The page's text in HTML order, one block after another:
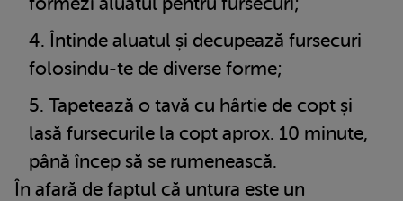
Întinde aluatul și decupează fursecuri
folosindu-te de diverse forme;
Tapetează o tavă cu hârtie de copt și
lasă fursecurile la copt aprox. 10 minute,
până încep să se rumenească.
În afară de faptul că untura este un